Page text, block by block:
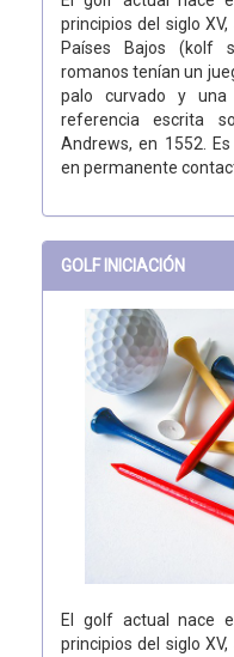
principios del siglo
Países Bajos (kolf
romanos tenían un
palo curvado y
referencia escrita
Andrews, en 1552.
en permanente
GOLF INICIACIÓN
El golf actual nace
principios del siglo